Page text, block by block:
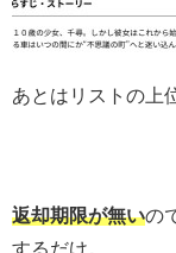
あとはリストの上
返却期限が無いの
するだけ。